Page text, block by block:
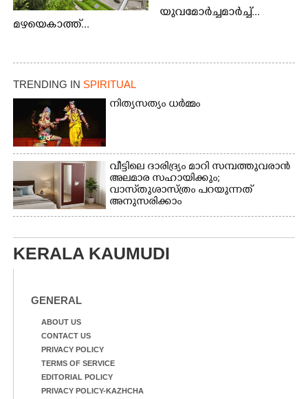
മഴയെകാത്ത്...
യുവമോർച്ചമാർച്ച്...
TRENDING IN SPIRITUAL
നിത്യസത്യം ധർമ്മം
വീട്ടിലെ ദാരിദ്ര്യം മാറി സമ്പത്തുവരാൻ
അലമാര സഹായിക്കും;
വാസ്‌തുശാസ്ത്രം പറയുന്നത്
അനുസരിക്കാം
KERALA KAUMUDI
GENERAL
ABOUT US
CONTACT US
PRIVACY POLICY
TERMS OF SERVICE
EDITORIAL POLICY
PRIVACY POLICY-KAZHCHA